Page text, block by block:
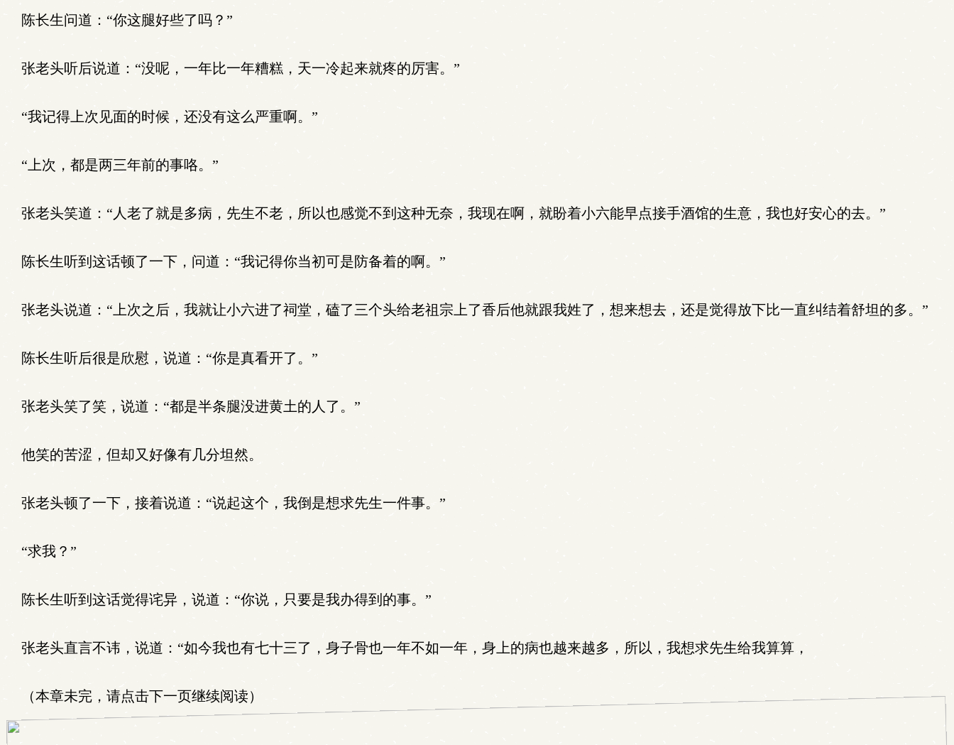
陈长生问道：“你这腿好些了吗？”
张老头听后说道：“没呢，一年比一年糟糕，天一冷起来就疼的厉害。”
“我记得上次见面的时候，还没有这么严重啊。”
“上次，都是两三年前的事咯。”
张老头笑道：“人老了就是多病，先生不老，所以也感觉不到这种无奈，我现在啊，就盼着小六能早点接手酒馆的生意，我也好安心的去。”
陈长生听到这话顿了一下，问道：“我记得你当初可是防备着的啊。”
张老头说道：“上次之后，我就让小六进了祠堂，磕了三个头给老祖宗上了香后他就跟我姓了，想来想去，还是觉得放下比一直纠结着舒坦的多。”
陈长生听后很是欣慰，说道：“你是真看开了。”
张老头笑了笑，说道：“都是半条腿没进黄土的人了。”
他笑的苦涩，但却又好像有几分坦然。
张老头顿了一下，接着说道：“说起这个，我倒是想求先生一件事。”
“求我？”
陈长生听到这话觉得诧异，说道：“你说，只要是我办得到的事。”
张老头直言不讳，说道：“如今我也有七十三了，身子骨也一年不如一年，身上的病也越来越多，所以，我想求先生给我算算，
（本章未完，请点击下一页继续阅读）